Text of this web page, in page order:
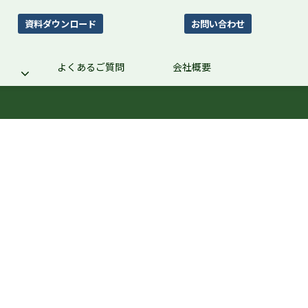
資料ダウンロード お問い合わせ
よくあるご質問 会社概要